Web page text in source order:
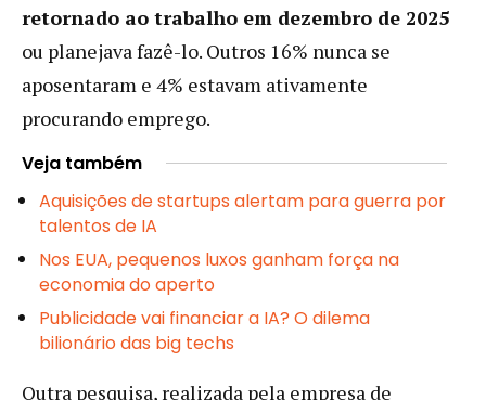
retornado ao trabalho em dezembro de 2025
ou planejava fazê-lo. Outros 16% nunca se
aposentaram e 4% estavam ativamente
procurando emprego.
Veja também
Aquisições de startups alertam para guerra por
talentos de IA
Nos EUA, pequenos luxos ganham força na
economia do aperto
Publicidade vai financiar a IA? O dilema
bilionário das big techs
Outra pesquisa, realizada pela empresa de